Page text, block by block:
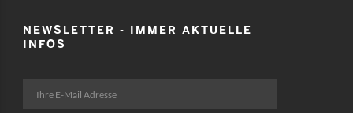
NEWSLETTER - IMMER AKTUELLE
INFOS